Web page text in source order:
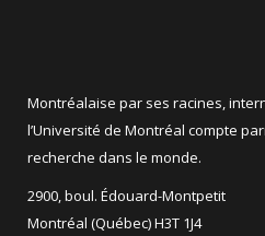
Montréalaise par ses racines,
l’Université de Montréal compte
recherche dans le monde.
2900, boul. Édouard-Montpetit
Montréal (Québec) H3T 1J4